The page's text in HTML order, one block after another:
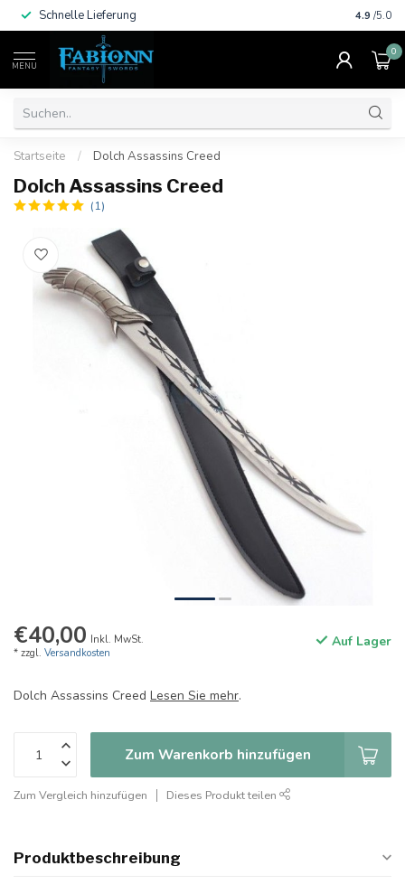
Schnelle Lieferung Viele
4.9 /5.0
MENU
0
Startseite / Dolch Assassins Creed
Dolch Assassins Creed
(1)
€40,00 Inkl. MwSt.
* zzgl. Versandkosten
Auf Lager
Dolch Assassins Creed Lesen Sie mehr.
Zum Warenkorb hinzufügen
Zum Vergleich hinzufügen Dieses Produkt teilen
Produktbeschreibung